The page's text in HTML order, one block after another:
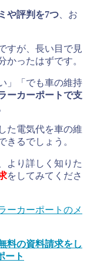
や評判を7つ 、お
すが、長い目で見
かったはずです。
」「でも車の維持
ーカーポートで支
た電気代を車の維
きるでしょう。
より詳しく知りた
をしてみてくださ
ーカーポートのメ
料の資料請求をし